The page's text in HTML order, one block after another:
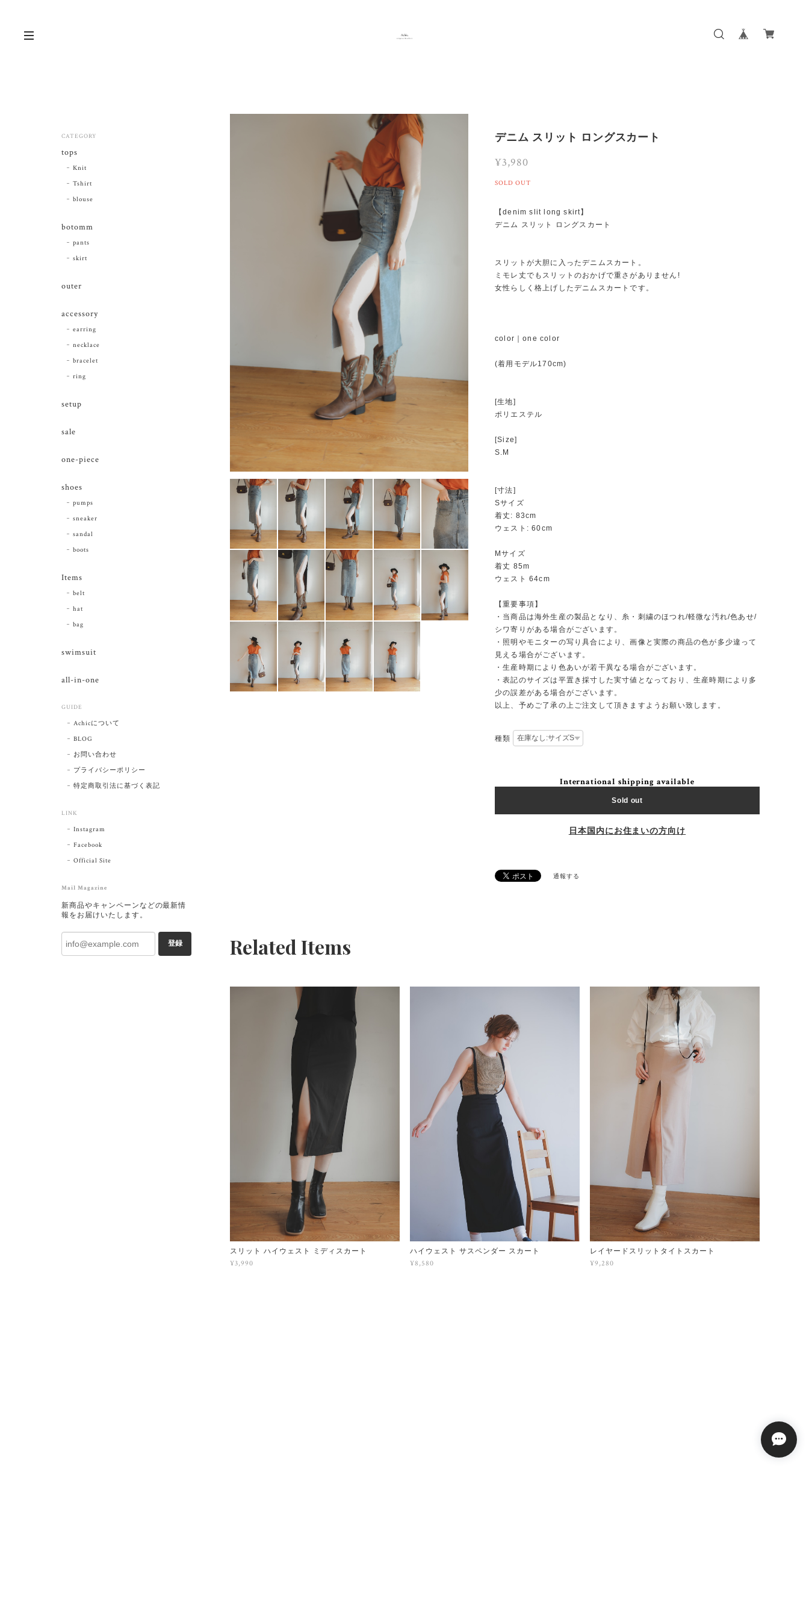
デニム スリット ロングスカート
¥3,980
SOLD OUT
【denim slit long skirt】
デニム スリット ロングスカート
スリットが大胆に入ったデニムスカート。
ミモレ丈でもスリットのおかげで重さがありません!
女性らしく格上げしたデニムスカートです。
color｜one color
(着用モデル170cm)
[生地]
ポリエステル
[Size]
S.M
[寸法]
Sサイズ
着丈: 83cm
ウェスト: 60cm
Mサイズ
着丈 85m
ウェスト 64cm
【重要事項】
・当商品は海外生産の製品となり、糸・刺繍のほつれ/軽微な汚れ/色あせ/
シワ寄りがある場合がございます。
・照明やモニターの写り具合により、画像と実際の商品の色が多少違って
見える場合がございます。
・生産時期により色あいが若干異なる場合がございます。
・表記のサイズは平置き採寸した実寸値となっており、生産時期により多
少の誤差がある場合がございます。
以上、予めご了承の上ご注文して頂きますようお願い致します。
種類
International shipping available
Sold out
日本国内にお住まいの方向け
通報する
Related Items
スリット ハイウェスト ミディスカート
¥3,990
ハイウェスト サスペンダー スカート
¥8,580
レイヤードスリットタイトスカート
¥9,280
CATEGORY
tops
Knit
Tshirt
blouse
botomm
pants
skirt
outer
accessory
earring
necklace
bracelet
ring
setup
sale
one-piece
shoes
pumps
sneaker
sandal
boots
Items
belt
hat
bag
swimsuit
all-in-one
GUIDE
Achicについて
BLOG
お問い合わせ
プライバシーポリシー
特定商取引法に基づく表記
LINK
Instagram
Facebook
Official Site
Mail Magazine
新商品やキャンペーンなどの最新情
報をお届けいたします。
登録